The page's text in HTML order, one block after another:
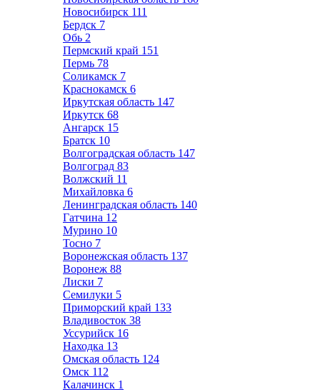
Новосибирск 111
Бердск 7
Обь 2
Пермский край 151
Пермь 78
Соликамск 7
Краснокамск 6
Иркутская область 147
Иркутск 68
Ангарск 15
Братск 10
Волгоградская область 147
Волгоград 83
Волжский 11
Михайловка 6
Ленинградская область 140
Гатчина 12
Мурино 10
Тосно 7
Воронежская область 137
Воронеж 88
Лиски 7
Семилуки 5
Приморский край 133
Владивосток 38
Уссурийск 16
Находка 13
Омская область 124
Омск 112
Калачинск 1